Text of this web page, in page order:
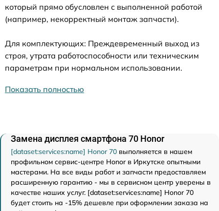
который прямо обусловлен с выполненной работой
(например, некорректный монтаж запчасти).
Для комплектующих: Преждевременный выход из
строя, утрата работоспособности или техническим
параметрам при нормальном использовании.
Показать полностью
Замена дисплея смартфона 70 Honor
[dataset:services:name] Honor 70 выполняется в нашем
профильном сервис-центре Honor в Иркутске опытными
мастерами. На все виды работ и запчасти предоставляем
расширенную гарантию - мы в сервисном центр уверены в
качестве наших услуг. [dataset:services:name] Honor 70
будет стоить на -15% дешевле при оформлении заказа на